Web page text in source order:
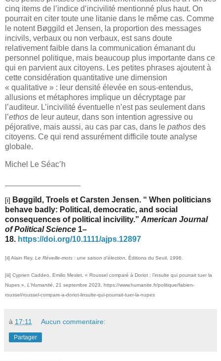
cinq items de l’indice d’incivilité mentionné plus haut. On
pourrait en citer toute une litanie dans le même cas. Comme
le notent Bøggild etJensen, l a proportion des messages
incivils, verbaux ou non verbaux, est sans doute
relativement faible dans la communication émanant du
personnel politique, mais beaucoup plus importante dans ce
qui en parvient aux citoyens. Les petites phrases ajoutent à
cette considération quantitative une dimension
« qualitative » : leur densité élevée en sous-entendus,
allusions et métaphores implique un décryptage par
l’auditeur. L’incivilité éventuelle n’est pas seulement dans
l’ethos de leur auteur, dans son intention agressive ou
péjorative, mais aussi, au cas par cas, dans le pathos des
citoyens. Ce qui rend assurément difficile toute analyse
globale.
Michel Le Séac’h
[i] Bøggild, Troels et Carsten Jensen. “ When politicians
behave badly: Political, democratic, and social
consequences of political incivility.” American Journal
of Political Science 1–
18. https://doi.org/10.1111/ajps.12897
[ii] Alain Rey, Le Réveille-mots : une saison d’élection , Éditions du Seuil, 1996.
[iii] Cyprien Caddeo, Emilio Meslet, « Roussel comparé à Doriot : l’insulte qui pourrait tuer la
Nupes », L'Humanité, 21 septembre 2023, https://www.humanite.fr/politique/fabien-
roussel/roussel-compare-a-doriot-linsulte-qui-pourrait-tuer-la-nupes
à 17:11 Aucun commentaire:
Partager